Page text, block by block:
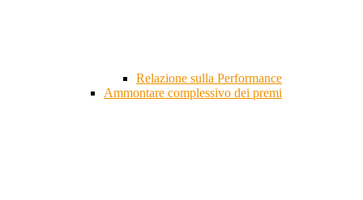
Relazione sulla Performance
Ammontare complessivo dei premi